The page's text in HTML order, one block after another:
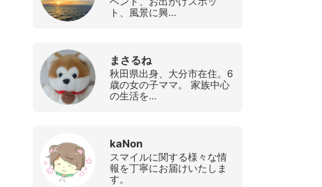
ト、風景に興…
まさるね
秋田県出身、大分市在住。6
歳の女の子ママ。 家族中心
の生活を…
kaNon
スマイルに関する様々な情
報を丁寧にお届けいたしま
す。